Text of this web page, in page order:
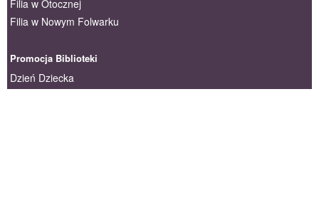
Filia w Otocznej
Filia w Nowym Folwarku
Promocja Biblioteki
Dzień Dziecka